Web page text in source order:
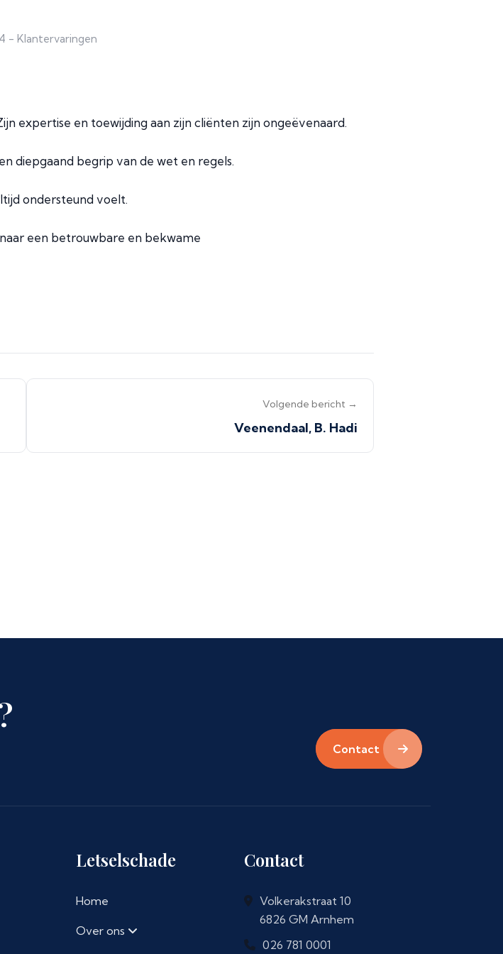
- Klantervaringen
expertise en toewijding aan zijn cliënten zijn ongeëvenaard.
diepgaand begrip van de wet en regels.
ondersteund voelt.
een betrouwbare en bekwame
Volgende bericht →
Veenendaal, B. Hadi
Contact
Letselschade
Home
Over ons
Contact
Volkerakstraat 10
6826 GM Arnhem
026 781 0001